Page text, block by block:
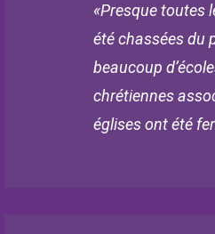
«Presque toutes
été chassées du
beaucoup
chrétiennes
églises ont été